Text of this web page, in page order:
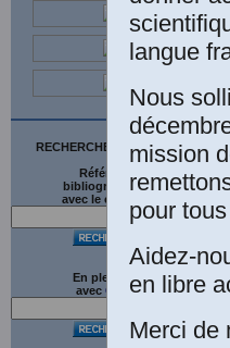
RECHERCHE SUR LE SITE
Références
bibliographiques
avec le catalogue
En plein texte
avec G gle
langue
Nous
mission
pour
Aidez-
en libre
Merci de